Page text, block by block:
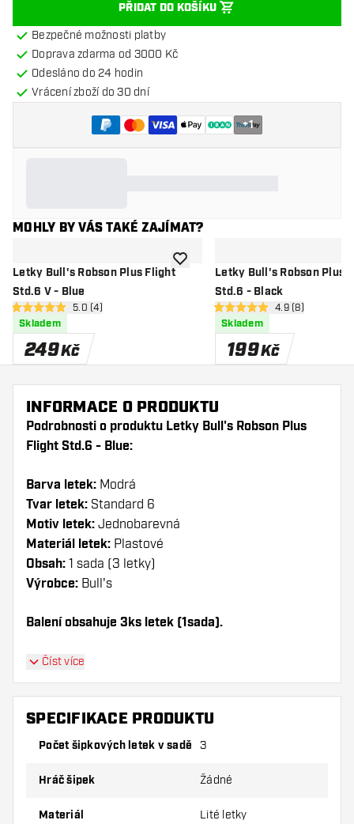
PŘIDAT DO KOŠÍKU
Bezpečné možnosti platby
Doprava zdarma od 3000 Kč
Odesláno do 24 hodin
Vrácení zboží do 30 dní
+1
MOHLY BY VÁS TAKÉ ZAJÍMAT?
Letky Bull's Robson Plus Flight
Std.6 V - Blue
otevřít panel recenzí
5 hodnoticí hvězdičky
5.0 (4)
Skladem
249Kč
Přidat do seznamu přání
Letky Bull's Robson Plus
Std.6 - Black
otevřít panel
4.9 hodnoticí hvězdičky
4.9 (8)
Skladem
199Kč
INFORMACE O PRODUKTU
Podrobnosti o produktu Letky Bull's Robson Plus
Flight Std.6 - Blue:
Barva letek: Modrá
Tvar letek: Standard 6
Motiv letek: Jednobarevná
Materiál letek: Plastové
Obsah: 1 sada (3 letky)
Výrobce: Bull's
Balení obsahuje 3ks letek (1sada).
Dartshopper tip!
Ujistěte se, že máte po ruce dostatek letky a
násadky. Ty se mohou používáním poškodit
Vyzkoušejte jiný tvar, materiál nebo tloušťku
vyhovuje nejlépe!
Číst více
SPECIFIKACE PRODUKTU
Počet šipkových letek v sadě 3
Hráč šipek Žádné
Materiál Lité letky